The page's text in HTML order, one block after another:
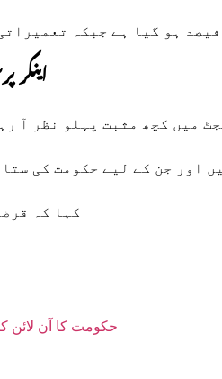
فیصد ہو گیا ہے جبکہ
میں کچھ مثبت پہلو نظر آ
اور جن کے لیے حکومت کی
کہا کہ
حکومت کا آن لائن